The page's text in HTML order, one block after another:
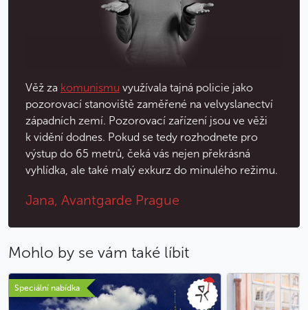
Méně
Věž za komunismu využívala tajná policie jako
pozorovací stanoviště zaměřené na velvyslanectví
západních zemí. Pozorovací zařízení jsou ve věži
k vidění dodnes. Pokud se tedy rozhodnete pro
výstup do 65 metrů, čeká vás nejen překrásná
vyhlídka, ale také malý exkurz do minulého režimu.
Jana, Avantgarde Prague
Mohlo by se vám také líbit
Speciální nabídka